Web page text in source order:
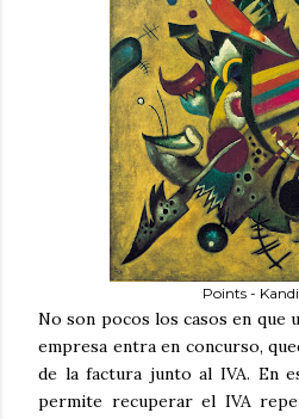
Points -
No son pocos los casos en que
empresa entra en concurso,
de la factura junto al IVA. En
permite recuperar el IVA